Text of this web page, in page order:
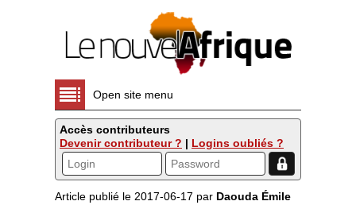
Open site menu
Accès contributeurs
Devenir contributeur ? | Logins oubliés ?
Article publié le 2017-06-17 par Daouda Émile